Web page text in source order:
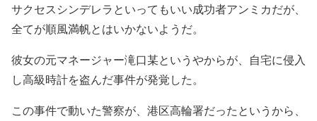
サクセスシンデレラといってもいい成功者アンミカだが、
全てが順風満帆とはいかないようだ。
彼女の元マネージャー滝口某というやからが、自宅に侵入
し高級時計を盗んだ事件が発覚した。
この事件で動いた警察が、港区高輪署だったというから、